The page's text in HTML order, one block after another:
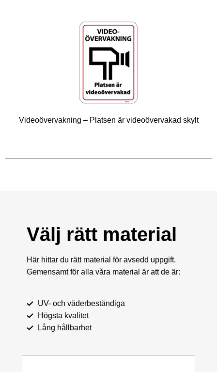
Videoövervakning – Platsen är videoövervakad skylt
Välj rätt material
Här hittar du rätt material för avsedd uppgift.
Gemensamt för alla våra material är att de är:
UV- och väderbeständiga
Högsta kvalitet
Lång hållbarhet